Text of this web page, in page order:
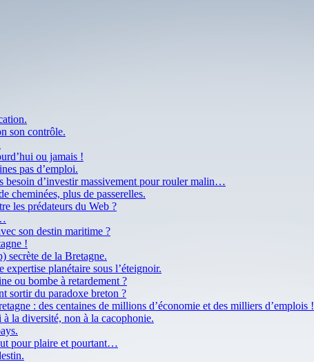
son contrôle.
ou jamais !
pas d’emploi.
besoin d’investir massivement pour rouler malin…
cheminées, plus de passerelles.
les prédateurs du Web ?
son destin maritime ?
!
secrète de la Bretagne.
planétaire sous l’éteignoir.
ou bombe à retardement ?
sortir du paradoxe breton ?
: des centaines de millions d’économie et des milliers d’emplois !
la diversité, non à la cacophonie.
pour plaire et pourtant…